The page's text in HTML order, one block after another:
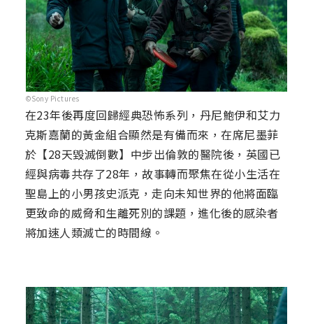
©Sony Pictures
在23年後再度回歸經典恐怖系列，丹尼鮑伊和艾力
克斯嘉蘭的黃金組合顯然是有備而來，在席尼墨菲
於【28天毀滅倒數】中步出倫敦的醫院後，英國已
經與病毒共存了28年，故事轉而聚焦在從小生活在
聖島上的小男孩史派克，走向未知世界的他將面臨
更致命的威脅和生離死別的課題，進化後的感染者
將加速人類滅亡的時間線。